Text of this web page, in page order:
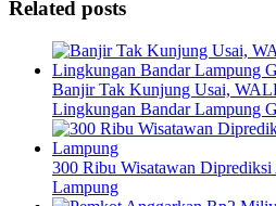
Related posts
Banjir Tak Kunjung Usai,
Lingkungan Bandar Lampung
300 Ribu Wisatawan
Lampung